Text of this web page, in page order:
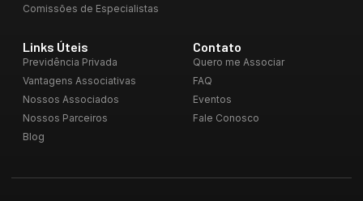
Comissões de Especialistas
Links Úteis
Previdência Privada
Vantagens Associativas
Nossos Associados
Nossos Parceiros
Blog
Contato
Quero me Associar
FAQ
Eventos
Fale Conosco